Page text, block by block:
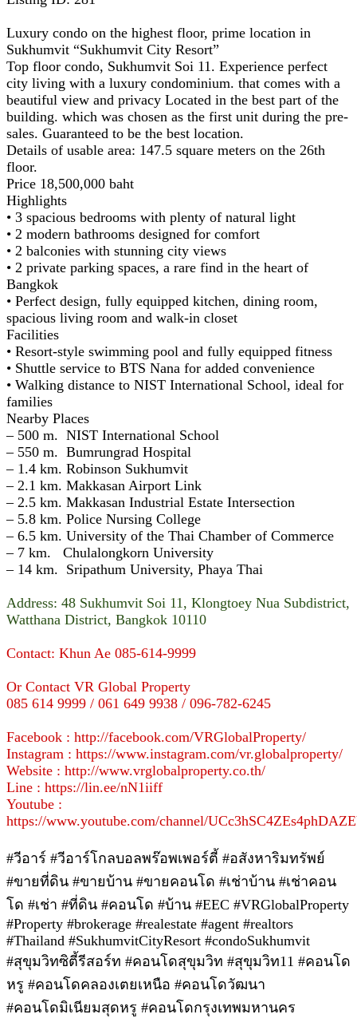
Luxury condo on the highest floor, prime location in
Sukhumvit “Sukhumvit City Resort”
Top floor condo, Sukhumvit Soi 11. Experience perfect
city living with a luxury condominium. that comes with a
beautiful view and privacy Located in the best part of the
building. which was chosen as the first unit during the pre-
sales. Guaranteed to be the best location.
Details of usable area: 147.5 square meters on the 26th
floor.
Price 18,500,000 baht
Highlights
• 3 spacious bedrooms with plenty of natural light
• 2 modern bathrooms designed for comfort
• 2 balconies with stunning city views
• 2 private parking spaces, a rare find in the heart of
Bangkok
• Perfect design, fully equipped kitchen, dining room,
spacious living room and walk-in closet
Facilities
• Resort-style swimming pool and fully equipped fitness
• Shuttle service to BTS Nana for added convenience
• Walking distance to NIST International School, ideal for
families
Nearby Places
– 500 m. NIST International School
– 550 m. Bumrungrad Hospital
– 1.4 km. Robinson Sukhumvit
– 2.1 km. Makkasan Airport Link
– 2.5 km. Makkasan Industrial Estate Intersection
– 5.8 km. Police Nursing College
– 6.5 km. University of the Thai Chamber of Commerce
– 7 km. Chulalongkorn University
– 14 km. Sripathum University, Phaya Thai
Address: 48 Sukhumvit Soi 11, Klongtoey Nua Subdistrict,
Watthana District, Bangkok 10110
Contact: Khun Ae 085-614-9999
Or Contact VR Global Property
085 614 9999 / 061 649 9938 / 096-782-6245
Facebook : http://facebook.com/VRGlobalProperty/
Instagram : https://www.instagram.com/vr.globalproperty/
Website : http://www.vrglobalproperty.co.th/
Line : https://lin.ee/nN1iiff
Youtube :
https://www.youtube.com/channel/
#วีอาร์ #วีอาร์โกลบอลพร๊อพเพอร์ตี้ #อสังหาริมทรัพย์
#ขายที่ดิน #ขายบ้าน #ขายคอนโด #เช่าบ้าน #เช่าคอน
โด #เช่า #ที่ดิน #คอนโด #บ้าน #EEC #VRGlobalProperty
#Property #brokerage #realestate #agent #realtors
#Thailand #SukhumvitCityResort #condoSukhumvit
#สุขุมวิทซิตี้รีสอร์ท #คอนโดสุขุมวิท #สุขุมวิท11 #คอนโด
หรู #คอนโดคลองเตยเหนือ #คอนโดวัฒนา
#คอนโดมิเนียมสุดหรู #คอนโดกรุงเทพมหานคร